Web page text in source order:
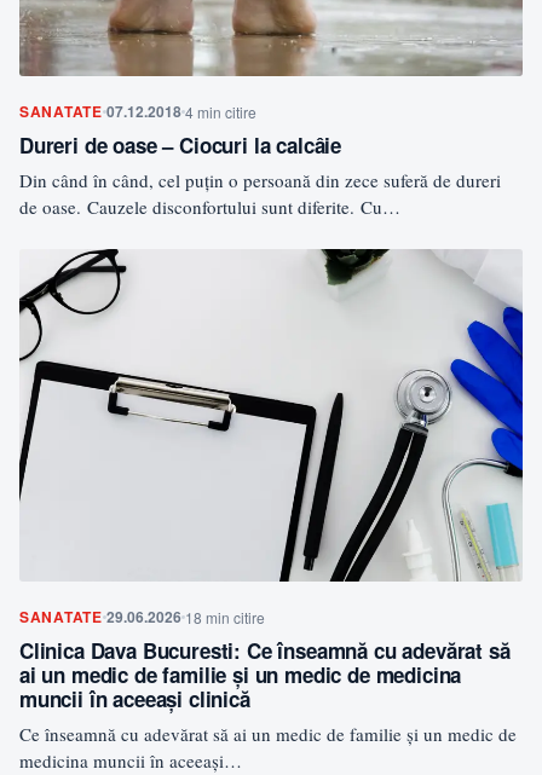
SANATATE 07.12.20184 min citire
Dureri de oase – Ciocuri la calcâie
Din când în când, cel puțin o persoană din zece suferă de dureri
de oase. Cauzele disconfortului sunt diferite. Cu…
SANATATE 29.06.2026 18 min citire
Clinica Dava Bucuresti: Ce înseamnă cu adevărat să
ai un medic de familie și un medic de medicina
muncii în aceeași clinică
Ce înseamnă cu adevărat să ai un medic de familie și un medic de
medicina muncii în aceeași…